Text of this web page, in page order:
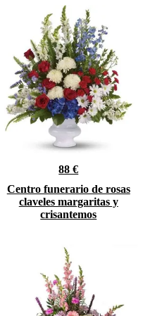
88 €
Centro funerario de rosas
claveles margaritas y
crisantemos